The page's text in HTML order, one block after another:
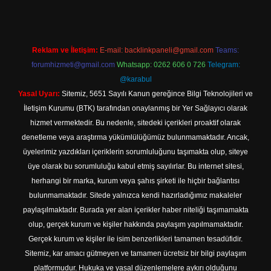
Reklam ve İletişim: E-mail: backlinkpaneli@gmail.com Teams:
forumhizmeti@gmail.com Whatsapp: 0262 606 0 726 Telegram:
@karabul
Yasal Uyarı: Sitemiz, 5651 Sayılı Kanun gereğince Bilgi Teknolojileri ve
İletişim Kurumu (BTK) tarafından onaylanmış bir Yer Sağlayıcı olarak
hizmet vermektedir. Bu nedenle, sitedeki içerikleri proaktif olarak
denetleme veya araştırma yükümlülüğümüz bulunmamaktadır. Ancak,
üyelerimiz yazdıkları içeriklerin sorumluluğunu taşımakta olup, siteye
üye olarak bu sorumluluğu kabul etmiş sayılırlar. Bu internet sitesi,
herhangi bir marka, kurum veya şahıs şirketi ile hiçbir bağlantısı
bulunmamaktadır. Sitede yalnızca kendi hazırladığımız makaleler
paylaşılmaktadır. Burada yer alan içerikler haber niteliği taşımamakta
olup, gerçek kurum ve kişiler hakkında paylaşım yapılmamaktadır.
Gerçek kurum ve kişiler ile isim benzerlikleri tamamen tesadüfidir.
Sitemiz, kar amacı gütmeyen ve tamamen ücretsiz bir bilgi paylaşım
platformudur. Hukuka ve yasal düzenlemelere aykırı olduğunu